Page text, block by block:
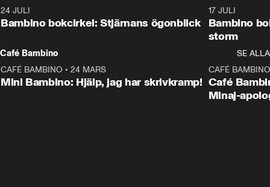
Tone har blivit inbjuden till att lära sig om Storytels nya AI-tjänst och
undrar hur det egentligen ska gå för litteraturen i framtiden. Dessutom
har hon sett Hamnet och förstår inte varför alla tyckte den var så bra.
24 JULI
Bambino bokcirkel: Stjärnans ögonblick
17 JULI
Bambino
storm
Café Bambino
SE ALLA
CAFÉ BAMBINO • 24 MARS
Mini Bambino: Hjälp, jag har skrivkramp!
CAFÉ BAMBINO
Café
Minaj-